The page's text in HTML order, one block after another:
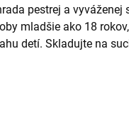
pestrej a vyváženej
mladšie ako 18
detí. Skladujte na